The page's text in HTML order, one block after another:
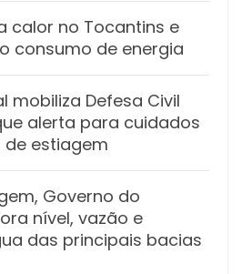
calor no Tocantins e
consumo de energia
mobiliza Defesa Civil
alerta para cuidados
estiagem
Governo do
nível, vazão e
das principais bacias